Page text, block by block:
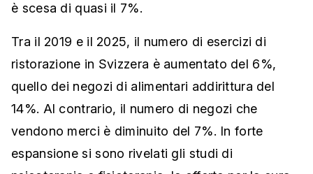
è scesa di quasi il 7%.
Tra il 2019 e il 2025, il numero di esercizi di
ristorazione in Svizzera è aumentato del 6%,
quello dei negozi di alimentari addirittura del
14%. Al contrario, il numero di negozi che
vendono merci è diminuito del 7%. In forte
espansione si sono rivelati gli studi di